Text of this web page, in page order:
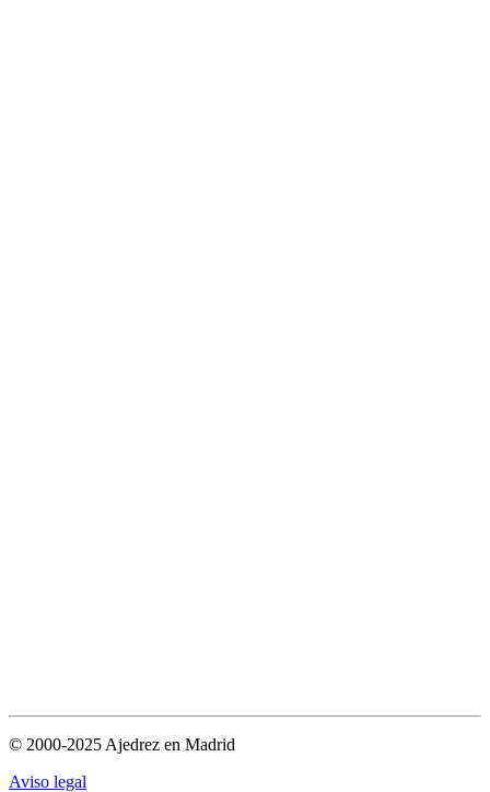
© 2000-2025 Ajedrez en Madrid
Aviso legal